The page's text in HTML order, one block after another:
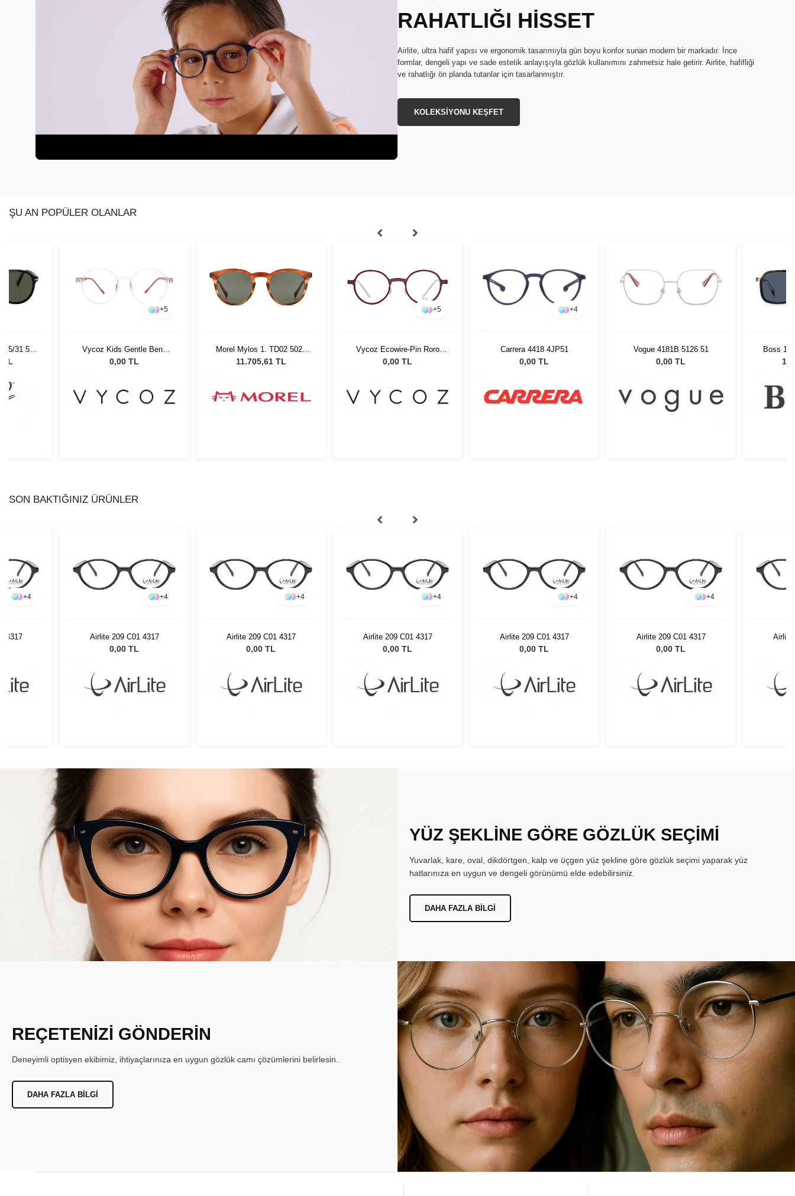
RAHATLIĞI HİSSET
Airlite, ultra hafif yapısı ve ergonomik tasarımıyla gün boyu konfor sunan modern bir markadır. İnce
formlar, dengeli yapı ve sade estetik anlayışıyla gözlük kullanımını zahmetsiz hale getirir. Airlite, hafifliği
ve rahatlığı ön planda tutanlar için tasarlanmıştır.
KOLEKSİYONU KEŞFET
ŞU AN POPÜLER OLANLAR
95/31 55
TL
+5
Vycoz Kids Gentle Benn
CRT 46-17 135
0,00 TL
Morel Mylos 1. TD02 5021
Unisex Güneş Gözlüğü
11.705,61 TL
+5
Vycoz Ecowire-Pin Roro
RED 46-22 51526
0,00 TL
+4
Carrera 4418 4JP51
0,00 TL
Vogue 4181B 5126 51
0,00 TL
Boss
SON BAKTIĞINIZ ÜRÜNLER
+4
4317
+4
Airlite 209 C01 4317
0,00 TL
+4
Airlite 209 C01 4317
0,00 TL
+4
Airlite 209 C01 4317
0,00 TL
+4
Airlite 209 C01 4317
0,00 TL
+4
Airlite 209 C01 4317
0,00 TL
Airlite
YÜZ ŞEKLİNE GÖRE GÖZLÜK SEÇİMİ
Yuvarlak, kare, oval, dikdörtgen, kalp ve üçgen yüz şekline göre gözlük seçimi yaparak yüz
hatlarınıza en uygun ve dengeli görünümü elde edebilirsiniz.
DAHA FAZLA BILGI
REÇETENİZİ GÖNDERİN
Deneyimli optisyen ekibimiz, ihtiyaçlarınıza en uygun gözlük camı çözümlerini belirlesin.
DAHA FAZLA BILGI